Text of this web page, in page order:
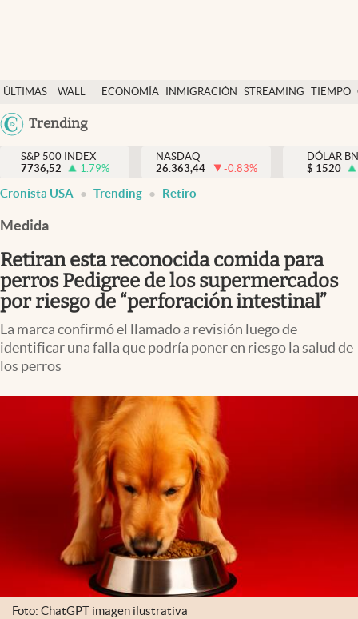
ÚLTIMAS
NOTICIAS
WALL
DÓLAR
ECONOMÍA INMIGRACIÓN STREAMING TIEMPO
México
Trending
Finanzas y economía
Wall Street y dólar
Inmigración
Espiritual
Streaming
PC y mobile
Lifestyle
S&P 500 INDEX
7736,52
1.79%
NASDAQ
26.363,44
-0.83%
DÓLAR
$ 1520
Cronista USA Trending Retiro
Medida
Retiran esta reconocida comida para
perros Pedigree de los supermercados
por riesgo de “perforación intestinal”
La marca confirmó el llamado a revisión luego de
identificar una falla que podría poner en riesgo la salud de
los perros
Foto: ChatGPT imagen ilustrativa